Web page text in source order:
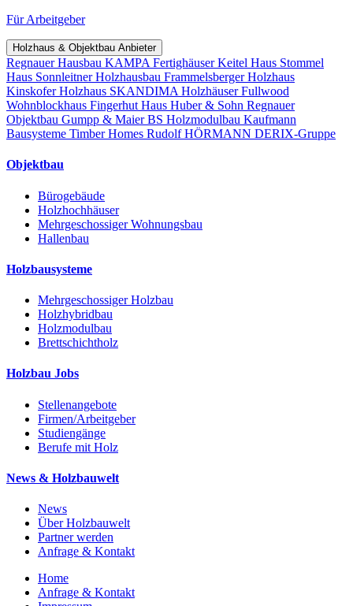
Für Arbeitgeber
Holzhaus & Objektbau Anbieter
Regnauer Hausbau KAMPA FertighäuserKeitel Haus Stommel
Haus Sonnleitner Holzhausbau Frammelsberger Holzhaus
Kinskofer Holzhaus SKANDIMA HolzhäuserFullwood
Wohnblockhaus Fingerhut Haus Huber & Sohn Regnauer
Objektbau Gumpp & MaierBS Holzmodulbau Kaufmann
Bausysteme Timber Homes Rudolf HÖRMANN DERIX-Gruppe
Objektbau
Bürogebäude
Holzhochhäuser
Mehrgeschossiger Wohnungsbau
Hallenbau
Holzbausysteme
Mehrgeschossiger Holzbau
Holzhybridbau
Holzmodulbau
Brettschichtholz
Holzbau Jobs
Stellenangebote
Firmen/Arbeitgeber
Studiengänge
Berufe mit Holz
News & Holzbauwelt
News
Über Holzbauwelt
Partner werden
Anfrage & Kontakt
Home
Anfrage & Kontakt